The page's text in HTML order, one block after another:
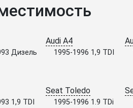
Дизель
Audi A4
1995-1996 1,9 TDI
1,9 TDI
Seat Toledo
1995-1996 1.9 TDi